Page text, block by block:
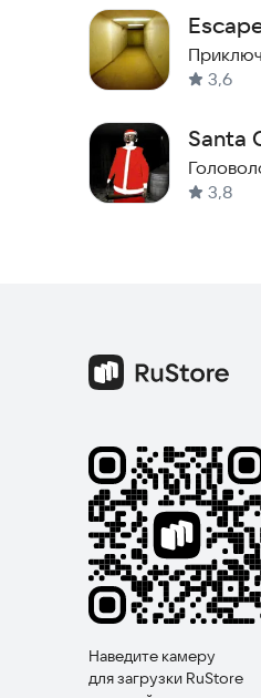
3,6
Santa
3,8
Наведите камеру
для загрузки RuStore